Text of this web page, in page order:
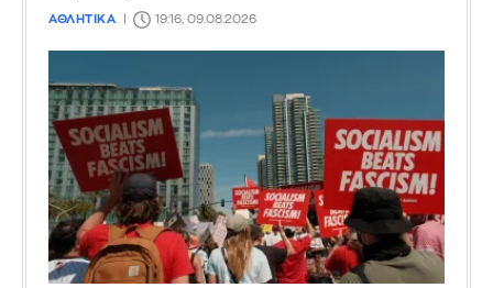
ΑΘΛΗΤΙΚΑ 19:16, 09.08.2026